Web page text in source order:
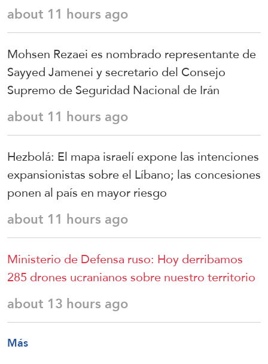
about 11 hours ago
Mohsen Rezaei es nombrado representante de
Sayyed Jamenei y secretario del Consejo
Supremo de Seguridad Nacional de Irán
about 11 hours ago
Hezbolá: El mapa israelí expone las intenciones
expansionistas sobre el Líbano; las concesiones
ponen al país en mayor riesgo
about 11 hours ago
Ministerio de Defensa ruso: Hoy derribamos
285 drones ucranianos sobre nuestro territorio
about 13 hours ago
Más